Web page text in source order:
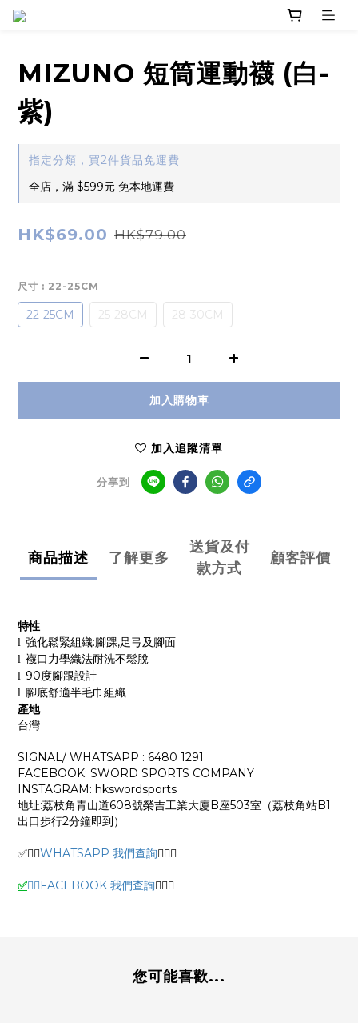
MIZUNO 短筒運動襪 (白-
紫)
指定分類，買2件貨品免運費
全店，滿 $599元 免本地運費
HK$69.00 HK$79.00
尺寸 : 22-25CM
22-25CM 25-28CM 28-30CM
加入購物車
加入追蹤清單
分享到
商品描述 了解更多
送貨及付
款方式
顧客評價
特性
l 強化鬆緊組織:腳踝,足弓及腳面
l 襪口力學織法耐洗不鬆脫
l 90度腳跟設計
l 腳底舒適半毛巾組織
產地
台灣
SIGNAL/ WHATSAPP : 6480 1291
FACEBOOK: SWORD SPORTS COMPANY
INSTAGRAM: hkswordsports
地址:荔枝角青山道608號榮吉工業大廈B座503室（荔枝角站B1
出口步行2分鐘即到）
✅🙆‍♂️WHATSAPP 我們查詢🙆‍♂️✅
✅🙆‍♂️ FACEBOOK 我們查詢🙆‍♂️✅
您可能喜歡...